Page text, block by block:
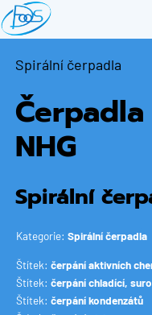
Přejít
k
obsahu
Spirální čerpadla
Čerpadla
NHG
Spirální
Kategorie: Spirální čerpadla
Štítek: čerpání aktivních
Štítek: čerpání chladící,
Štítek: čerpání kondenzátů